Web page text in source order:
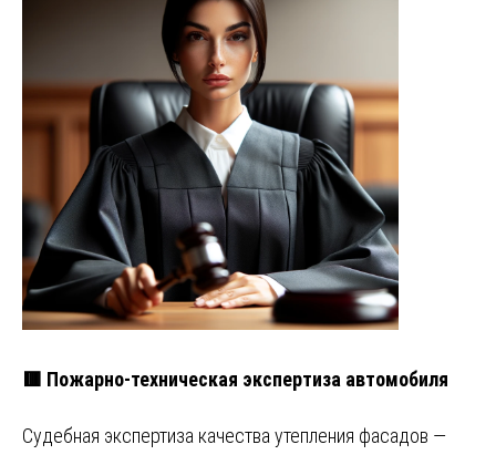
🟥 Пожарно-техническая экспертиза автомобиля
Судебная экспертиза качества утепления фасадов —